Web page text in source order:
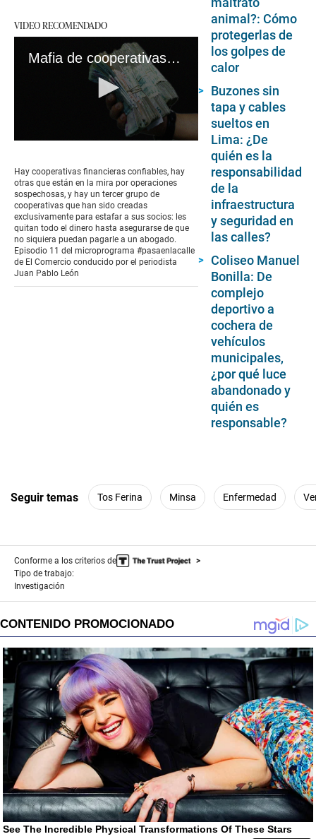
VIDEO RECOMENDADO
Mafia de cooperativas dejó la quiebra a pacientes con cáncer y ancianos #VideosEC #Pasaenlacalle
of
16
minutes,
7
seconds
Hay cooperativas financieras confiables, hay
otras que están en la mira por operaciones
sospechosas, y hay un tercer grupo de
cooperativas que han sido creadas
exclusivamente para estafar a sus socios: les
quitan todo el dinero hasta asegurarse de que
no siquiera puedan pagarle a un abogado.
Episodio 11 del microprograma #pasaenlacalle
de El Comercio conducido por el periodista
Juan Pablo León
animal?: Cómo
protegerlas de
los golpes de
calor
Buzones sin
tapa y cables
sueltos en
Lima: ¿De
quién es la
responsabilidad
de la
infraestructura
y seguridad en
las calles?
Coliseo Manuel
Bonilla: De
complejo
deportivo a
cochera de
vehículos
municipales,
¿por qué luce
abandonado y
quién es
responsable?
Seguir temas Tos Ferina Minsa Enfermedad
Conforme a los criterios de
Tipo de trabajo:
Investigación